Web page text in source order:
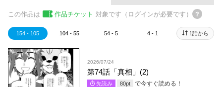
この作品は 作品チケット 対象です（ログインが必要です）
154 - 105 104 - 55 54 - 5 4 - 1 1話から
2026/07/24
第74話「真相」(2)
先読み 80pt で今すぐ読める！